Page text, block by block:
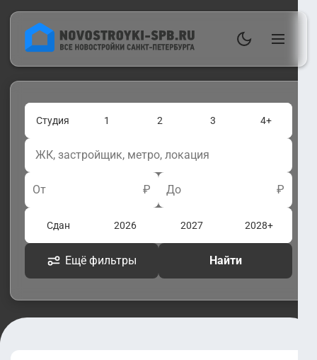
Студия 1 2 3 4+
От ₽ До ₽
Сдан 2026 2027 2028+
Ещё фильтры Найти